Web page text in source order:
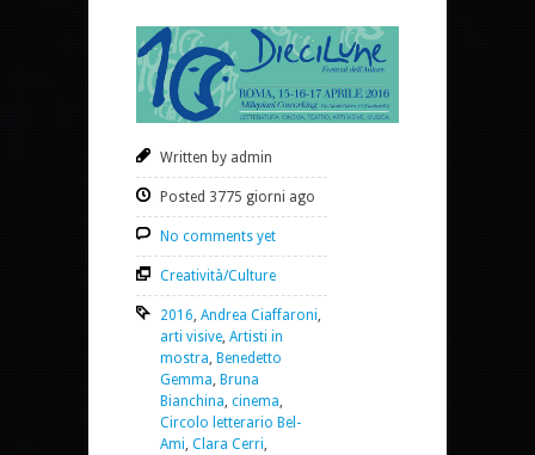
Written by admin
Posted 3775 giorni ago
No comments yet
Creatività/Culture
2016, Andrea Ciaffaroni,
arti visive, Artisti in
mostra, Benedetto
Gemma, Bruna
Bianchina, cinema,
Circolo letterario Bel-
Ami, Clara Cerri,